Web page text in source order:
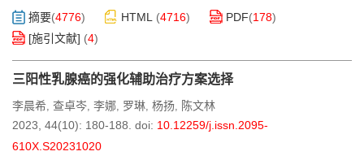
摘要(4776) HTML (4716) PDF(178)
[施引文献] (4)
三阳性乳腺癌的强化辅助治疗方案选择
李晨希, 查卓岑, 李娜, 罗琳, 杨扬, 陈文林
2023, 44(10): 180-188. doi: 10.12259/j.issn.2095-
610X.S20231020